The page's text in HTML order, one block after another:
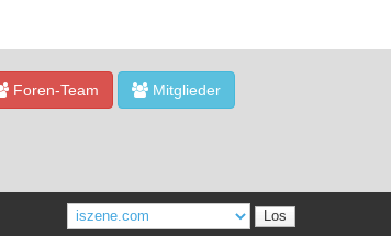
Foren-Team Mitglieder